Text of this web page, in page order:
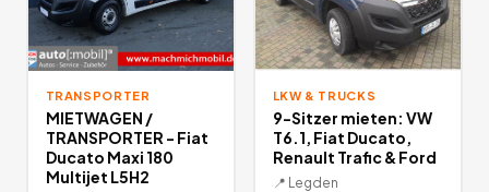
TRANSPORTER
MIETWAGEN /
TRANSPORTER - Fiat
Ducato Maxi 180
Multijet L5H2
LKW & TRUCKS
9-Sitzer mieten: VW
T6.1, Fiat Ducato,
Renault Trafic & Ford
📍 Legden